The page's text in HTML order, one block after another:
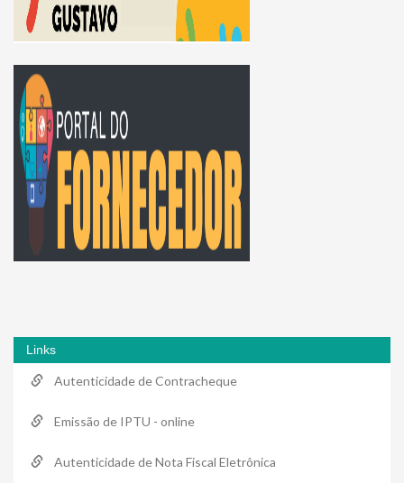
Links
Autenticidade de Contracheque
Emissão de IPTU - online
Autenticidade de Nota Fiscal Eletrônica